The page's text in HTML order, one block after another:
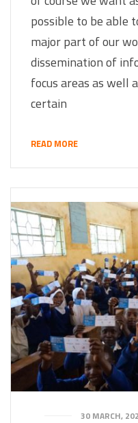
possible to be able
major part of our
dissemination of
focus areas as well
certain
READ MORE
30 MARCH,